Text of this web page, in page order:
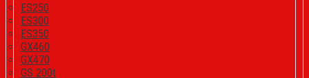
ES250
ES300
ES350
GX460
GX470
GS 200t